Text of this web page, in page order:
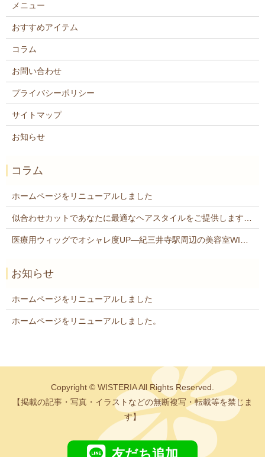
メニュー
おすすめアイテム
コラム
お問い合わせ
プライバシーポリシー
サイトマップ
お知らせ
コラム
ホームページをリニューアルしました
似合わせカットであなたに最適なヘアスタイルをご提供します紀三井寺駅近くの美容院WISTERIA
医療用ウィッグでオシャレ度UP―紀三井寺駅周辺の美容室WISTERIA
お知らせ
ホームページをリニューアルしました
ホームページをリニューアルしました。
Copyright © WISTERIA All Rights Reserved.
【掲載の記事・写真・イラストなどの無断複写・転載等を禁じま
す】
友だち追加